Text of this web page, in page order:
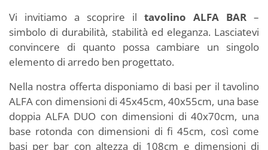
Vi invitiamo a scoprire il tavolino ALFA BAR –
simbolo di durabilità, stabilità ed eleganza. Lasciatevi
convincere di quanto possa cambiare un singolo
elemento di arredo ben progettato.
Nella nostra offerta disponiamo di basi per il tavolino
ALFA con dimensioni di 45x45cm, 40x55cm, una base
doppia ALFA DUO con dimensioni di 40x70cm, una
base rotonda con dimensioni di fi 45cm, così come
basi per bar con altezza di 108cm e dimensioni di